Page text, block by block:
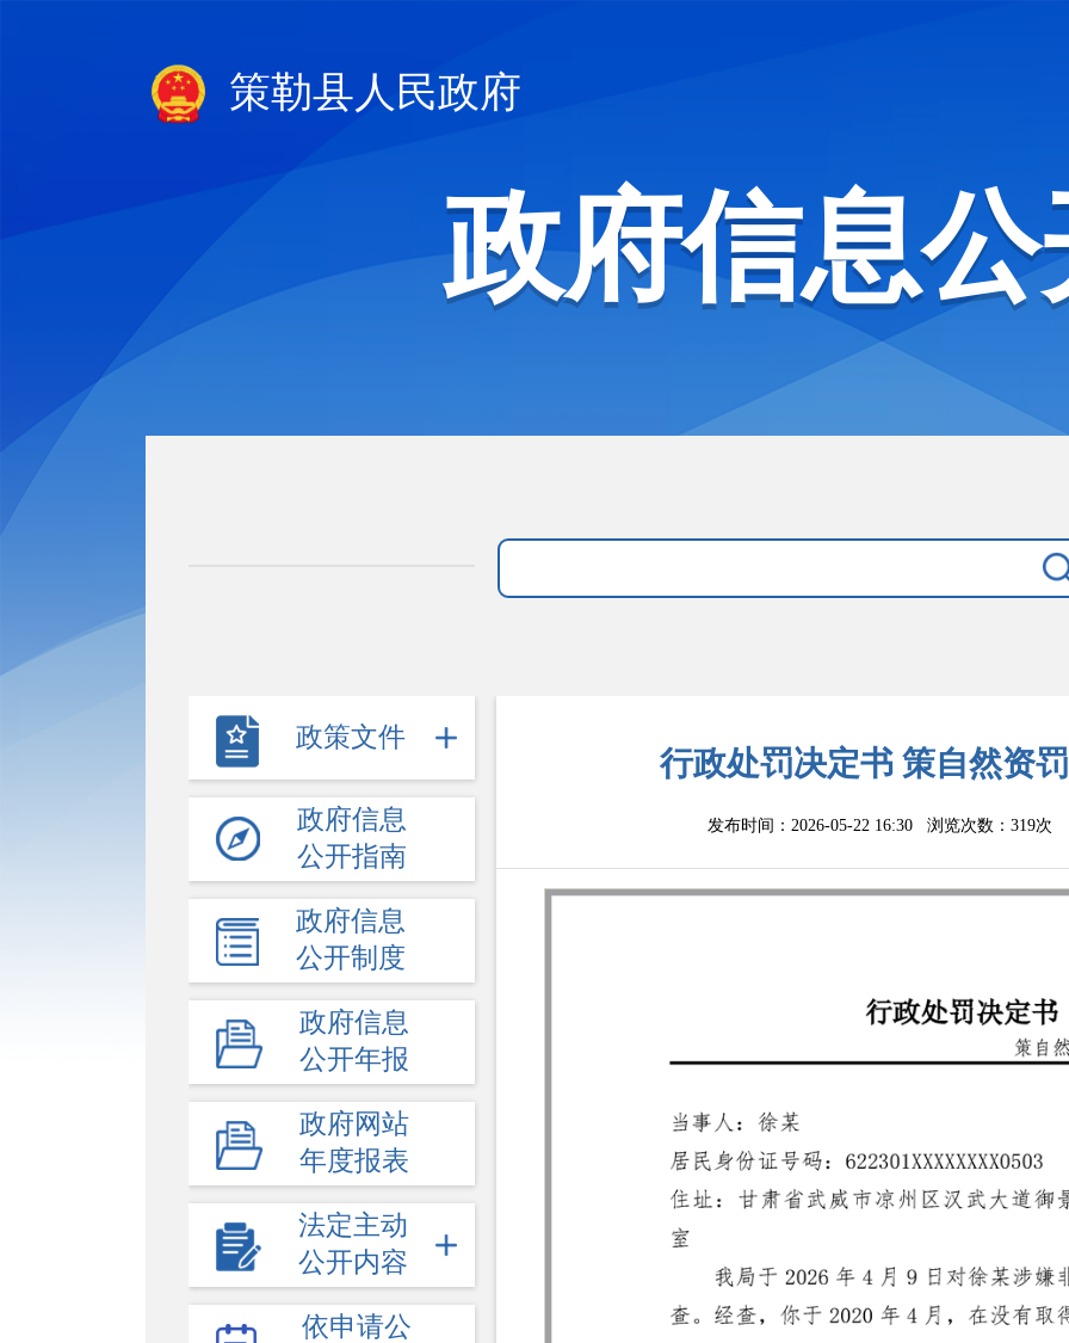
策勒县人民政府
政府信息公
政策文件
政府信息
公开指南
政府信息
公开制度
政府信息
公开年报
政府网站
年度报表
法定主动
公开内容
依申请公
行政处罚决定书 策自然资
发布时间：2026-05-22 16:30浏览次数： 319次